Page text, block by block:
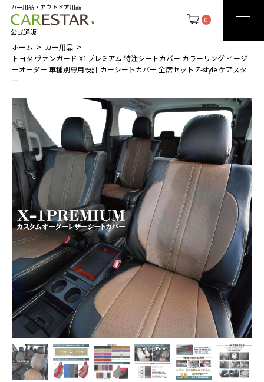
0
カー用品・アウトドア用品
公式通販
ホーム
カー用品
トヨタ ヴァンガード X1プレミアム 特注シートカバー カラーリング イージ
ーオーダー 車種別専用設計 カーシートカバー 全席セット Z-style ケアスタ
ー